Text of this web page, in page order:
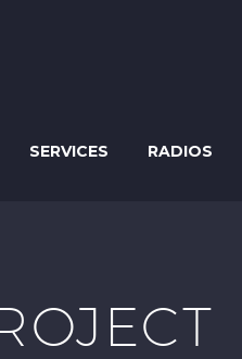
SERVICES RADIOS